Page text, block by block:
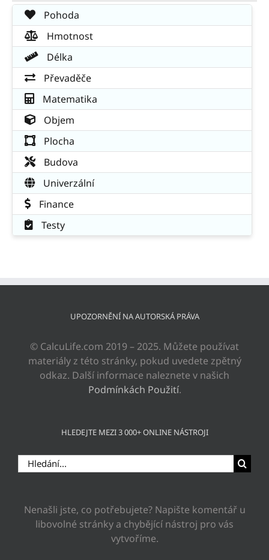
Pohoda
Hmotnost
Délka
Převaděče
Matematika
Objem
Plocha
Budova
Univerzální
Finance
Testy
UPOZORNĚNÍ NA AUTORSKÁ PRÁVA
© CalcuLife.com 2019 – 2025. Můžete používat
materiály z této stránky, pokud uvedete zpětný
odkaz. Další informace naleznete v našich
Podmínkách Použití.
HLEDEJTE MEZI 3 000+ ONLINE NÁSTROJI
Hledat:
Nenašli jste, co potřebujete? Napište komentář u
libovolné stránky a chybějící nástroj pro vás
vytvoříme.